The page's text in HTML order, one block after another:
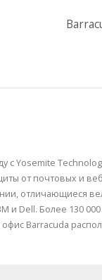
с Yosemite
от почтовых и
отличающиеся
и Dell. Более 130
офис Barracuda